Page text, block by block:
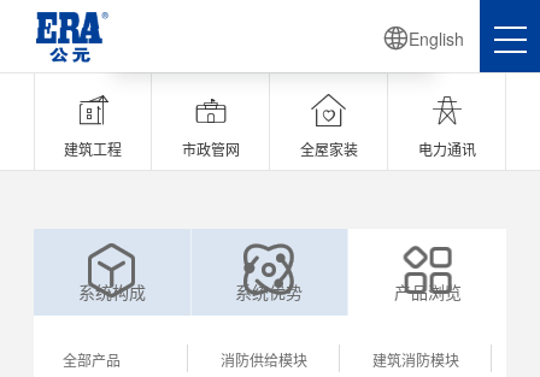
English

建筑工程

市政管网

全屋家装

电力通讯

系统构成 
系统优势 
产品浏览
全部产品 消防供给模块 建筑消防模块